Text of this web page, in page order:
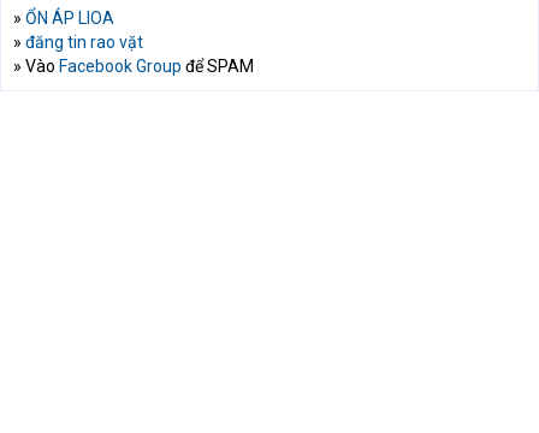
» ỔN ÁP LIOA
» đăng tin rao vặt
» Vào Facebook Group để SPAM